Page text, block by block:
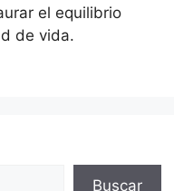
el equilibrio
de vida.
Buscar